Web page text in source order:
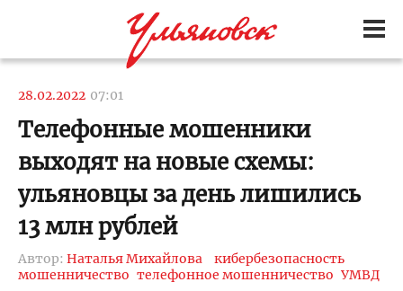
28.02.2022 07:01
Телефонные мошенники
выходят на новые схемы:
ульяновцы за день лишились
13 млн рублей
Автор: Наталья Михайлова
кибербезопасность
мошенничество телефонное мошенничество УМВД